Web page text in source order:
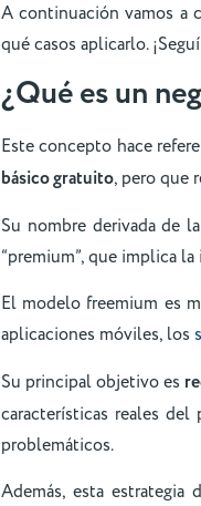
A continuación vamos a
qué casos aplicarlo.
¿Qué es un
Este concepto hace
básico gratuito, pero que
Su nombre derivada de
“premium”, que implica la
El modelo freemium es
aplicaciones móviles, los
Su principal objetivo es
características reales
problemáticos.
Además, esta